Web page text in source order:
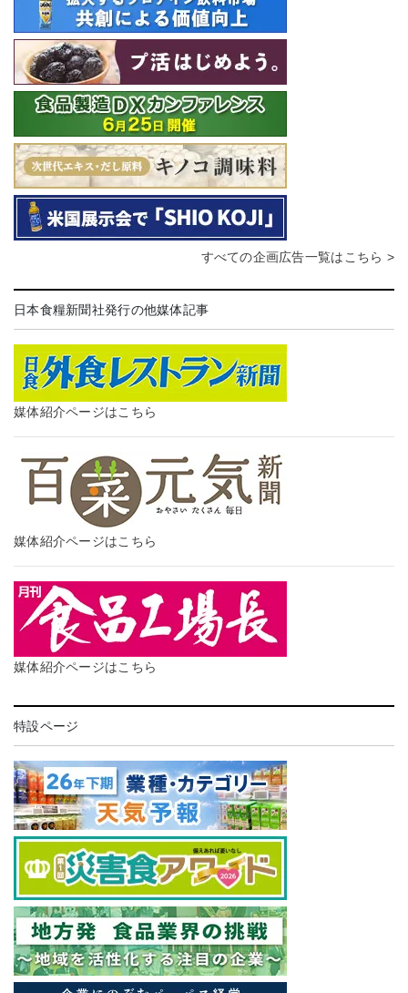
すべての企画広告一覧はこちら >
日本食糧新聞社発行の他媒体記事
媒体紹介ページはこちら
媒体紹介ページはこちら
媒体紹介ページはこちら
特設ページ